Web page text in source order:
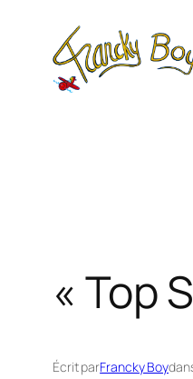
contenu
« Top
Écrit parFrancky Boy